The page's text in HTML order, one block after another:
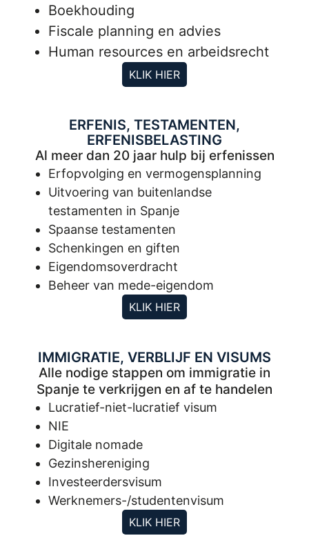
Boekhouding
Fiscale planning en advies
Human resources en arbeidsrecht
KLIK HIER
ERFENIS, TESTAMENTEN,
ERFENISBELASTING
Al meer dan 20 jaar hulp bij erfenissen
Erfopvolging en vermogensplanning
Uitvoering van buitenlandse
testamenten in Spanje
Spaanse testamenten
Schenkingen en giften
Eigendomsoverdracht
Beheer van mede-eigendom
KLIK HIER
IMMIGRATIE, VERBLIJF EN VISUMS
Alle nodige stappen om immigratie in
Spanje te verkrijgen en af te handelen
Lucratief-niet-lucratief visum
NIE
Digitale nomade
Gezinshereniging
Investeerdersvisum
Werknemers-/studentenvisum
KLIK HIER